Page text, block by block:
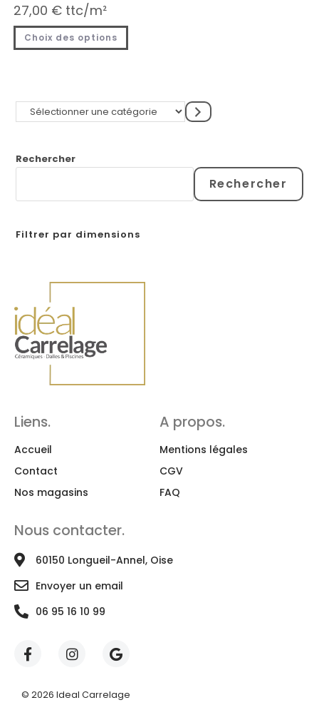
27,00 € ttc/m²
Choix des options
Rechercher
Rechercher
Filtrer par dimensions
Liens.
Accueil
Contact
Nos magasins
A propos.
Mentions légales
CGV
FAQ
Nous contacter.
60150 Longueil-Annel, Oise
Envoyer un email
06 95 16 10 99
© 2026 Ideal Carrelage